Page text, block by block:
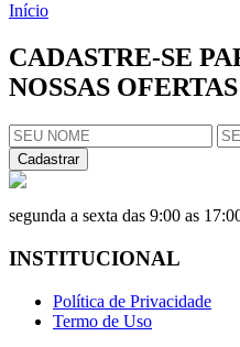
Início
CADASTRE-SE
NOSSAS
Cadastrar
segunda a sexta das 9:00 as
INSTITUCIONAL
Política de Privacidade
Termo de Uso